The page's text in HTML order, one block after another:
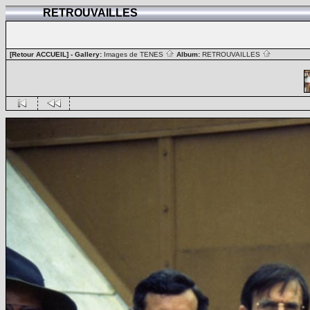
RETROUVAILLES
[Retour ACCUEIL] - Gallery: Images de TENES Album: RETROUVAILLES